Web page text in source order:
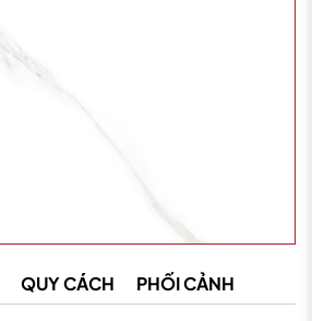
QUY CÁCH PHỐI CẢNH